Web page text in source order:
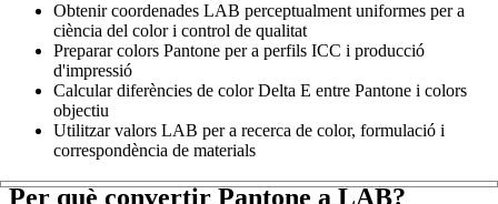
Obtenir coordenades LAB perceptualment uniformes per a
ciència del color i control de qualitat
Preparar colors Pantone per a perfils ICC i producció
d'impressió
Calcular diferències de color Delta E entre Pantone i colors
objectiu
Utilitzar valors LAB per a recerca de color, formulació i
correspondència de materials
Per què convertir Pantone a LAB?